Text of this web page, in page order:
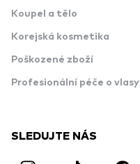
Koupel a tělo
Korejská kosmetika
Poškozené zboží
Profesionální péče o vlasy
SLEDUJTE NÁS